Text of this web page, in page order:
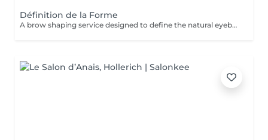
Définition de la Forme
A brow shaping service designed to define the natural eyebrow line and create a cleaner, more balanced look. The treatment includes defining the brow shape and removing unwanted hair for a refined result. Result: well-defined eyebrows that frame the face beautifully. Recommended frequency: every 3 to 4 weeks.